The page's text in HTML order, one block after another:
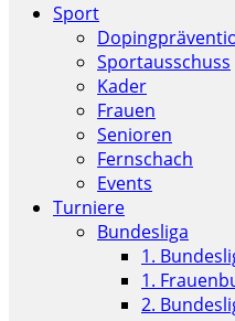
Sport
Sportausschuss
Kader
Frauen
Senioren
Fernschach
Events
Turniere
Bundesliga
1.
1.
2.